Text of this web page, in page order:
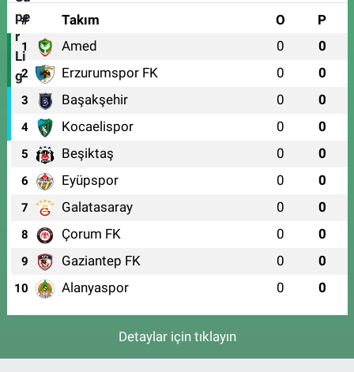
# Takım O P
1 Amed 0 0
2 Erzurumspor FK 0 0
3 Başakşehir 0 0
4 Kocaelispor 0 0
5 Beşiktaş 0 0
6 Eyüpspor 0 0
7 Galatasaray 0 0
8 Çorum FK 0 0
9 Gaziantep FK 0 0
10 Alanyaspor 0 0
Detaylar için tıklayın